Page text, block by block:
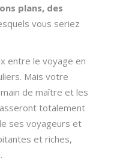
plans, des
vous seriez
entre le voyage en
Mais votre
de maître et les
totalement
ses voyageurs et
et riches,